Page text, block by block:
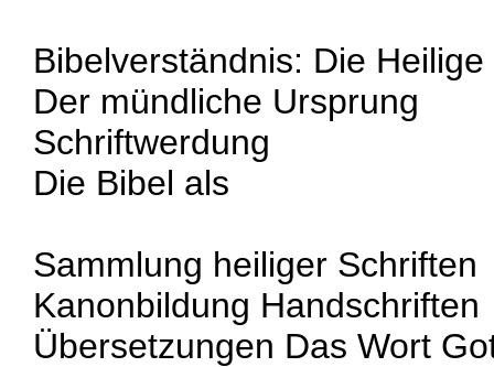
Bibelverständnis: Die
Der mündliche Ursprung
Schriftwerdung
Die Bibel als
Sammlung heiliger Schriften
Kanonbildung Handschriften
Übersetzungen Das Wort